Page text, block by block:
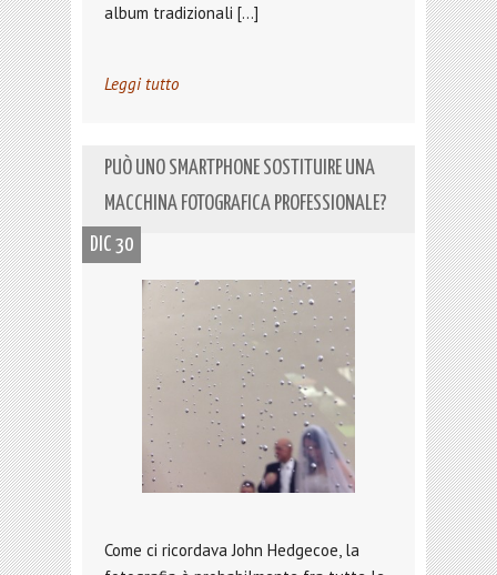
album tradizionali […]
Leggi tutto
PUÒ UNO SMARTPHONE SOSTITUIRE UNA
MACCHINA FOTOGRAFICA PROFESSIONALE?
DIC 30
Come ci ricordava John Hedgecoe, la